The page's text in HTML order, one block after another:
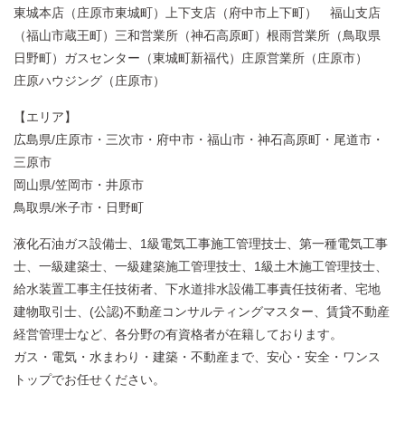
東城本店（庄原市東城町）上下支店（府中市上下町） 福山支店
（福山市蔵王町）三和営業所（神石高原町）根雨営業所（鳥取県
日野町）ガスセンター（東城町新福代）庄原営業所（庄原市）
庄原ハウジング（庄原市）
【エリア】
広島県/庄原市・三次市・府中市・福山市・神石高原町・尾道市・
三原市
岡山県/笠岡市・井原市
鳥取県/米子市・日野町
液化石油ガス設備士、1級電気工事施工管理技士、第一種電気工事
士、一級建築士、一級建築施工管理技士、1級土木施工管理技士、
給水装置工事主任技術者、下水道排水設備工事責任技術者、宅地
建物取引士、(公認)不動産コンサルティングマスター、賃貸不動産
経営管理士など、各分野の有資格者が在籍しております。
ガス・電気・水まわり・建築・不動産まで、安心・安全・ワンス
トップでお任せください。